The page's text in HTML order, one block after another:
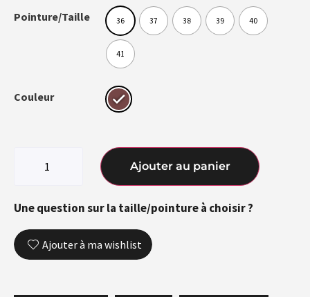
Pointure/Taille 36 37 38 39 40
41
Couleur
Ajouter au panier
Une question sur la taille/pointure à choisir ?
Ajouter à ma wishlist